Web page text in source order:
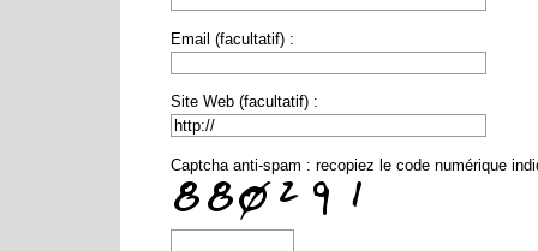
Email (facultatif) :
Site Web (facultatif) :
Captcha anti-spam : recopiez le code numérique